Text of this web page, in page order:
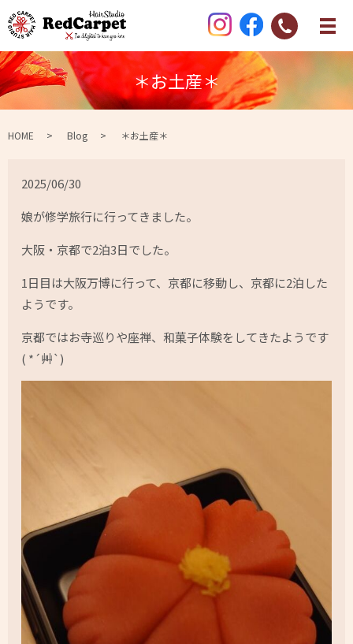
＊お土産＊
HOME Blog ＊お土産＊
2025/06/30
娘が修学旅行に行ってきました。
大阪・京都で2泊3日でした。
1日目は大阪万博に行って、京都に移動し、京都に2泊した
ようです。
京都ではお寺巡りや座禅、和菓子体験をしてきたようです
( *´艸`)